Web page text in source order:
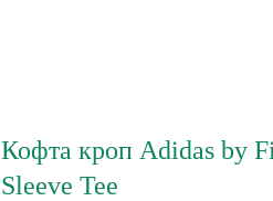
Кофта кроп Adidas by
Sleeve Tee